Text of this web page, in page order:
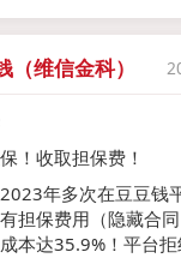
（维信金科）
！收取担保费！
年多次在豆豆钱
担保费用（隐藏合
本达35.9%！平台